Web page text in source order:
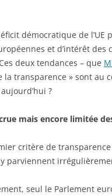
démocratique de
et d’intérêt
deux tendances – que
la transparence » sont au
?
mais encore limitée
critère de
parviennent
seul le Parlement